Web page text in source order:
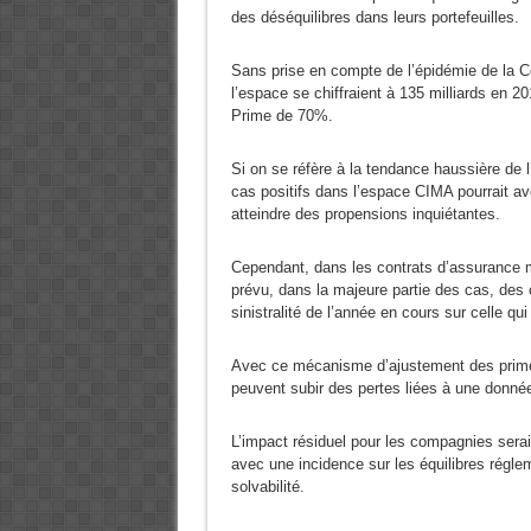
des déséquilibres dans leurs portefeuilles.
Sans prise en compte de l’épidémie de la
l’espace se chiffraient à 135 milliards en
Prime de 70%.
Si on se réfère à la tendance haussière de
cas positifs dans l’espace CIMA pourrait
atteindre des propensions inquiétantes.
Cependant, dans les contrats
prévu, dans la majeure partie des cas,
sinistralité de l’année en cours sur celle
Avec ce mécanisme d’ajustement des
peuvent subir des pertes liées à une
L’impact résiduel pour les compagnies
avec une incidence sur les équilibres
solvabilité.